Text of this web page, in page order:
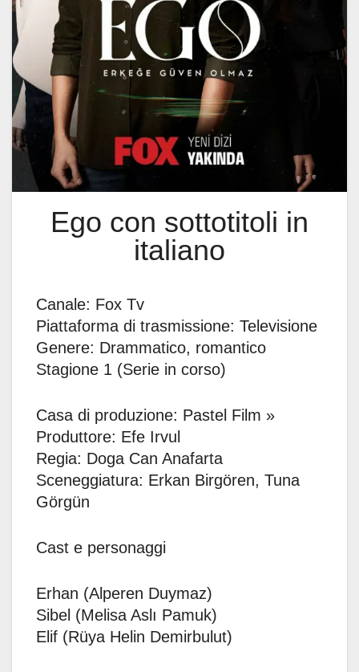
Ego con sottotitoli in
italiano
Canale: Fox Tv
Piattaforma di trasmissione: Televisione
Genere: Drammatico, romantico
Stagione 1 (Serie in corso)
Casa di produzione: Pastel Film »
Produttore: Efe Irvul
Regia: Doga Can Anafarta
Sceneggiatura: Erkan Birgören, Tuna
Görgün
Cast e personaggi
Erhan (Alperen Duymaz)
Sibel (Melisa Aslı Pamuk)
Elif (Rüya Helin Demirbulut)